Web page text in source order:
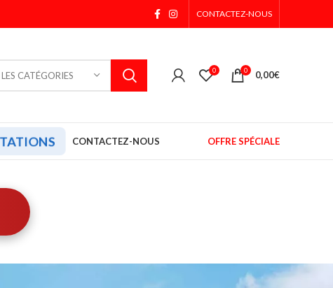
CONTACTEZ-NOUS
LES CATÉGORIES 0 0 0,00€
CONTACTEZ-NOUS OFFRE SPÉCIALE